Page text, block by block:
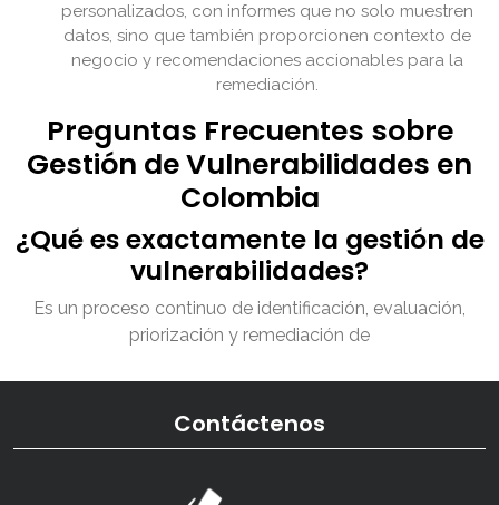
personalizados, con informes que no solo muestren
datos, sino que también proporcionen contexto de
negocio y recomendaciones accionables para la
remediación.
Preguntas Frecuentes sobre
Gestión de Vulnerabilidades en
Colombia
¿Qué es exactamente la gestión de
vulnerabilidades?
Es un proceso continuo de identificación, evaluación,
priorización y remediación de
Contáctenos